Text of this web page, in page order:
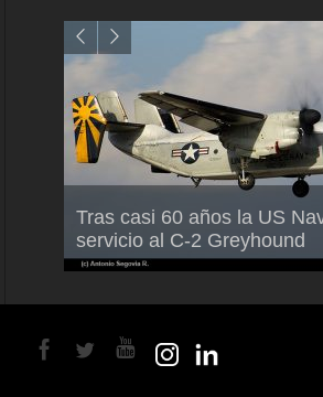
Tras casi 60 años la US
servicio al C-2 Greyhound